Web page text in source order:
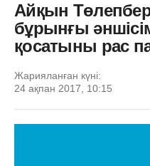
Айқын
бұрынғы
қосатыны рас
Жарияланған күні:
24 ақпан 2017, 10:15